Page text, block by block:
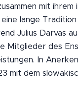
mit
lange
Julius Darvas
Mitglieder des
In
mit dem